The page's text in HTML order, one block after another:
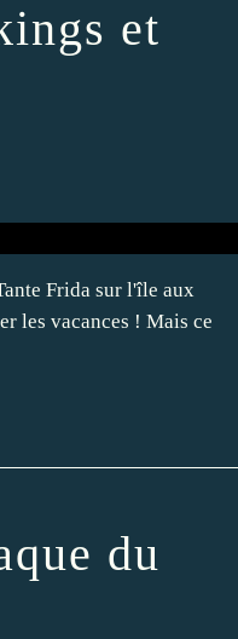
et
Frida sur l'île aux
les vacances ! Mais ce
du